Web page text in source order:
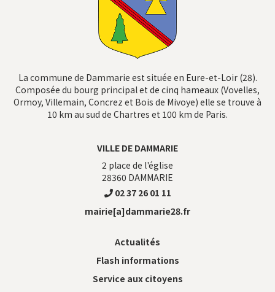
La commune de Dammarie est située en Eure-et-Loir (28).
Composée du bourg principal et de cinq hameaux (Vovelles,
Ormoy, Villemain, Concrez et Bois de Mivoye) elle se trouve à
10 km au sud de Chartres et 100 km de Paris.
VILLE DE DAMMARIE
2 place de l'église
28360 DAMMARIE
02 37 26 01 11
mairie[a]dammarie28.fr
Actualités
Flash informations
Service aux citoyens